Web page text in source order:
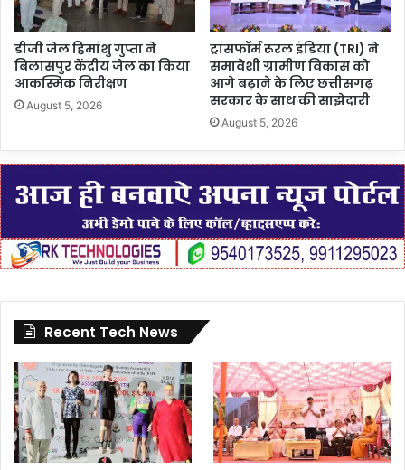
डीजी जेल हिमांशु गुप्ता ने
बिलासपुर केंद्रीय जेल का किया
आकस्मिक निरीक्षण
August 5, 2026
ट्रांसफॉर्म रूरल इंडिया (TRI) ने
समावेशी ग्रामीण विकास को
आगे बढ़ाने के लिए छत्तीसगढ़
सरकार के साथ की साझेदारी
August 5, 2026
Recent Tech News